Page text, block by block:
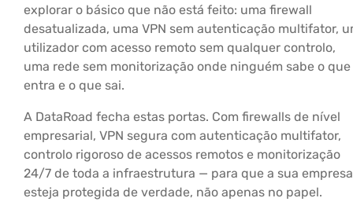
explorar o básico que não está feito: uma firewall
desatualizada, uma VPN sem autenticação multifator,
utilizador com acesso remoto sem qualquer controlo,
uma rede sem monitorização onde ninguém sabe o que
entra e o que sai.
A DataRoad fecha estas portas. Com firewalls de nível
empresarial, VPN segura com autenticação multifator,
controlo rigoroso de acessos remotos e monitorização
24/7 de toda a infraestrutura — para que a sua empresa
esteja protegida de verdade, não apenas no papel.